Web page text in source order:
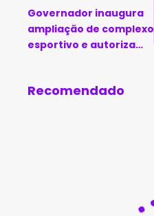
Governador inaugura
ampliação de complexo
esportivo e autoriza
Recomendado